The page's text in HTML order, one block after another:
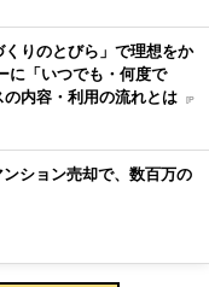
りのとびら」で理想をか
に「いつでも・何度で
内容・利用の流れとは [P
ンション売却で、数百万の